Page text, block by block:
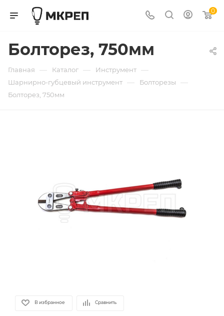
0
Болторез, 750мм
Главная — Каталог — Инструмент —
Шарнирно-губцевый инструмент — Болторезы —
Болторез, 750мм
В избранное Сравнить